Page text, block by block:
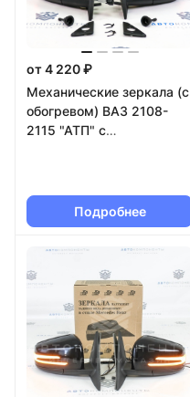
от 4 220 ₽
Механические зеркала (с
обогревом) ВАЗ 2108-
2115 "АТП" с
Подробнее